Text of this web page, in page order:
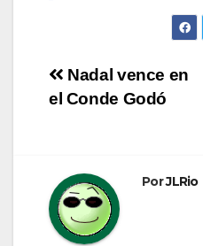
Nadal vence en
el Conde Godó
PorJLRio